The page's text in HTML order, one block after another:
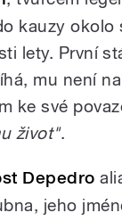
kauzy okolo
lety. První
mu není
ke své
život".
Depedro
jeho